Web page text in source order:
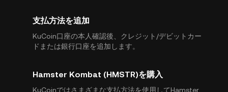
支払方法を追加
KuCoin口座の本人確認後、クレジット/デビットカー
ドまたは銀行口座を追加します。
Hamster Kombat (HMSTR)を購入
KuCoinではさまざまな支払方法を使用してHamster